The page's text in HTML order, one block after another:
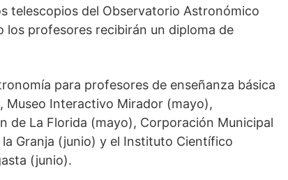
telescopios del Observatorio Astronómico
los profesores recibirán un diploma de
para profesores de enseñanza básica
Museo Interactivo Mirador (mayo),
de La Florida (mayo), Corporación Municipal
Granja (junio) y el Instituto Científico
(junio).